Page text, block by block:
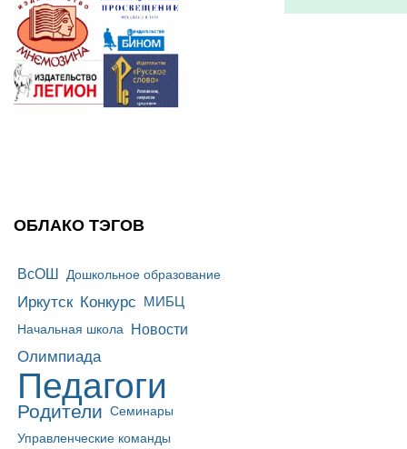
ОБЛАКО ТЭГОВ
ВсОШ Дошкольное образование
Иркутск Конкурс МИБЦ
Начальная школа Новости
Олимпиада
Педагоги
Родители Семинары
Управленческие команды